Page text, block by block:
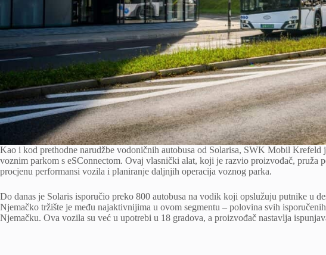
Kao i kod prethodne narudžbe vodoničnih autobusa od Solarisa, SWK Mobil Krefeld
voznim parkom s eSConnectom. Ovaj vlasnički alat, koji je razvio proizvođač, pruža
procjenu performansi vozila i planiranje daljnjih operacija voznog parka.
Do danas je Solaris isporučio preko 800 autobusa na vodik koji opslužuju putnike u
Njemačko tržište je među najaktivnijima u ovom segmentu – polovina svih
Njemačku. Ova vozila su već u upotrebi u 18 gradova, a proizvođač nastavlja